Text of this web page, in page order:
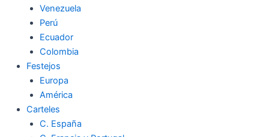
k
Venezuela
Perú
Ecuador
Colombia
Festejos
Europa
América
Carteles
C. España